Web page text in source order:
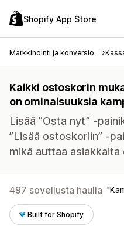
Shopify App Store
Markkinointi ja konversio
Kaikki ostoskorin
on ominaisuuksia
Lisää ”Osta nyt” -
”Lisää ostoskoriin” -
mikä auttaa
497 sovellusta haulla
Built for Shopify